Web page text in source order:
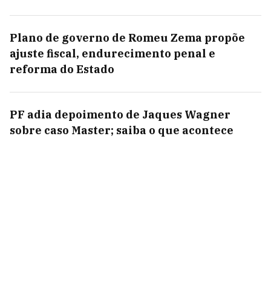
Plano de governo de Romeu Zema propõe
ajuste fiscal, endurecimento penal e
reforma do Estado
PF adia depoimento de Jaques Wagner
sobre caso Master; saiba o que acontece